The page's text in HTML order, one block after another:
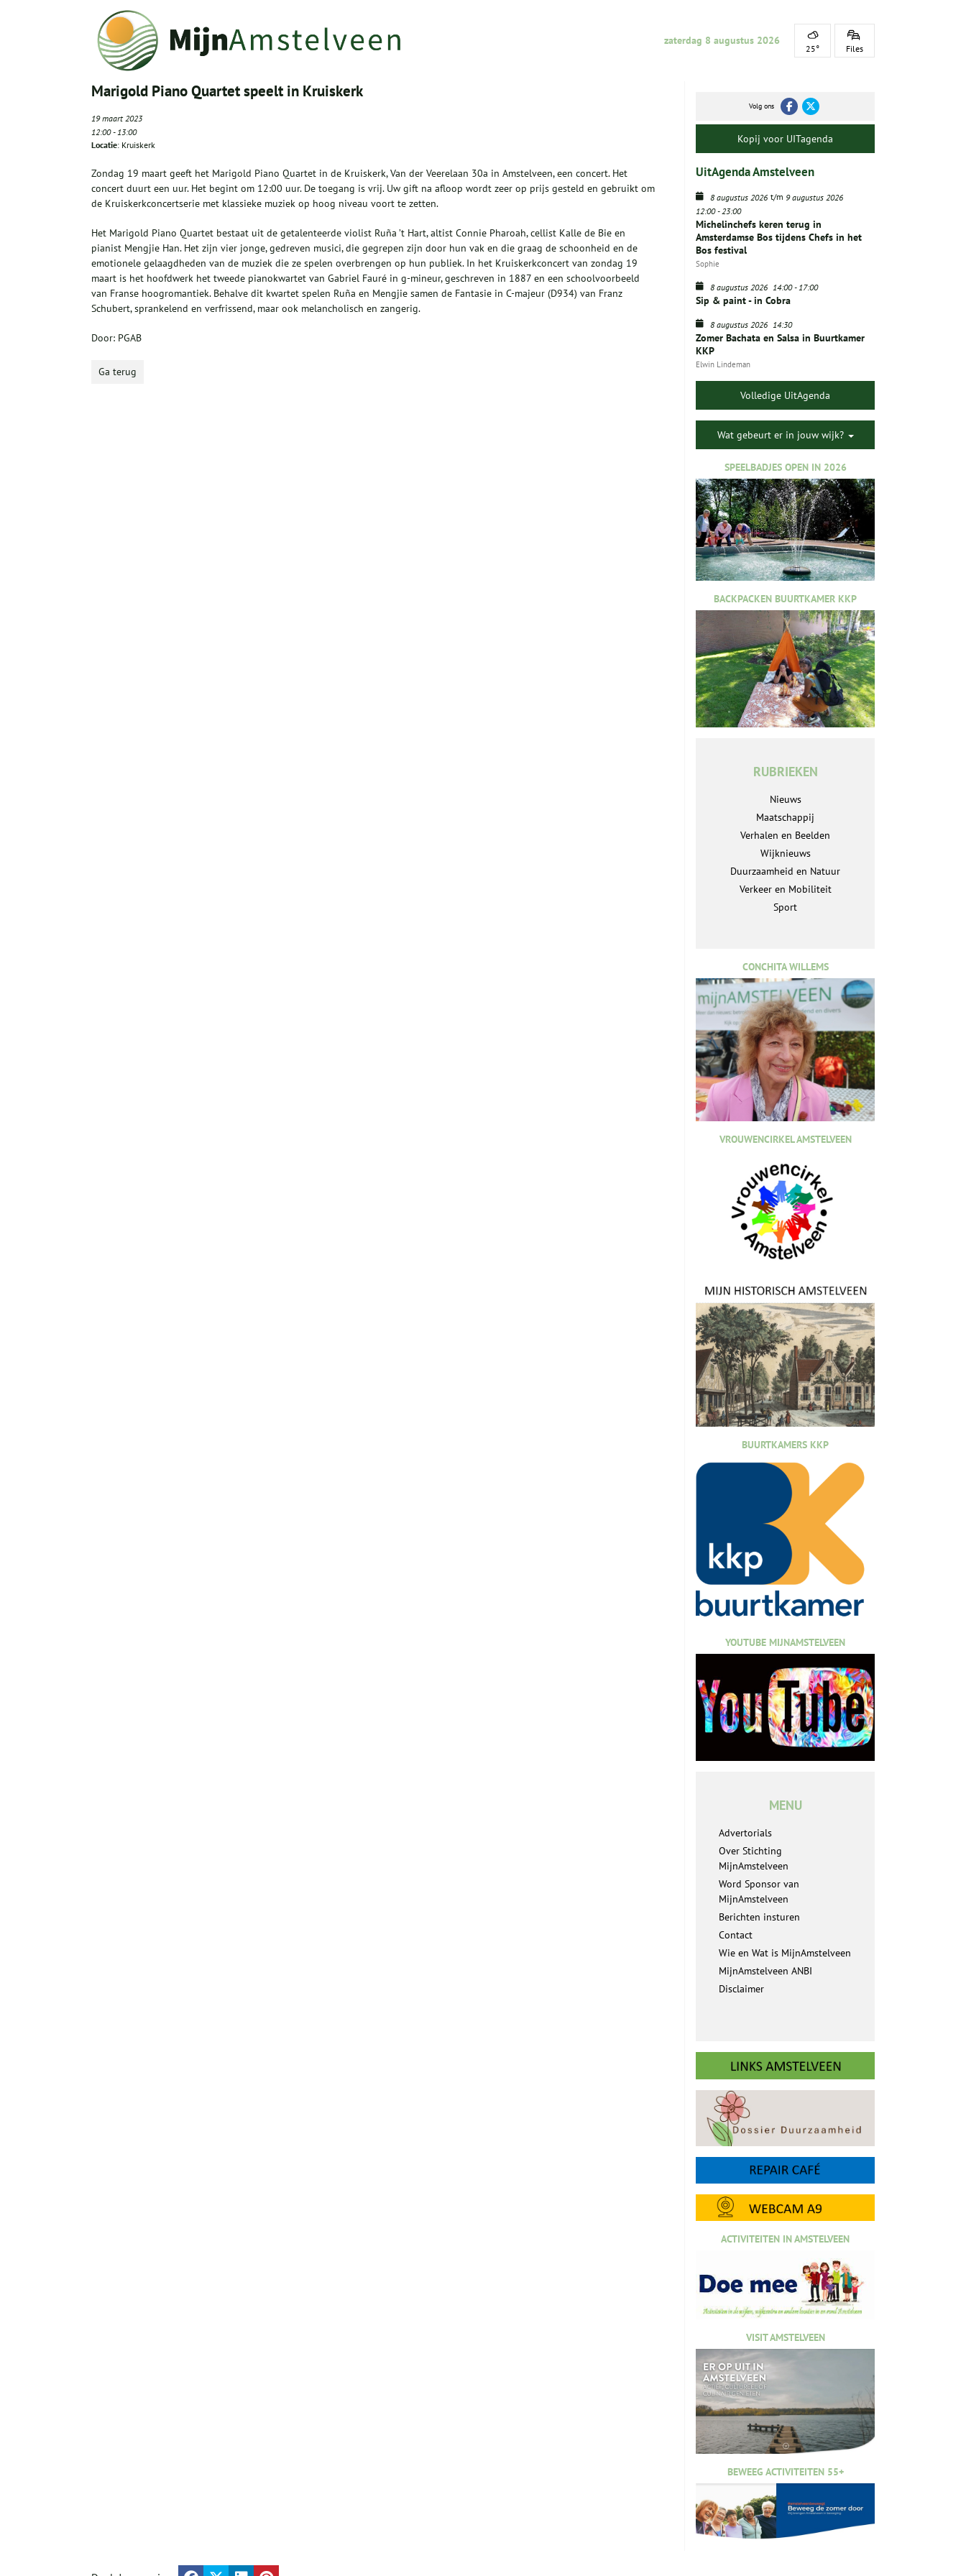
zaterdag 8 augustus 2026
25° Files
Marigold Piano Quartet speelt in Kruiskerk
19 maart 2023
12:00-13:00
Locatie: Kruiskerk
Zondag 19 maart geeft het Marigold Piano Quartet in de Kruiskerk, Van der Veerelaan 30a in Amstelveen, een concert. Het
concert duurt een uur. Het begint om 12:00 uur. De toegang is vrij. Uw gift na afloop wordt zeer op prijs gesteld en gebruikt om
de Kruiskerkconcertserie met klassieke muziek op hoog niveau voort te zetten.
Het Marigold Piano Quartet bestaat uit de getalenteerde violist Ruña ’t Hart, altist Connie Pharoah, cellist Kalle de Bie en
pianist Mengjie Han. Het zijn vier jonge, gedreven musici, die gegrepen zijn door hun vak en die graag de schoonheid en de
emotionele gelaagdheden van de muziek die ze spelen overbrengen op hun publiek. In het Kruiskerkconcert van zondag 19
maart is het hoofdwerk het tweede pianokwartet van Gabriel Fauré in g-mineur, geschreven in 1887 en een schoolvoorbeeld
van Franse hoogromantiek. Behalve dit kwartet spelen Ruña en Mengjie samen de Fantasie in C-majeur (D934) van Franz
Schubert, sprankelend en verfrissend, maar ook melancholisch en zangerig.
Door: PGAB
Ga terug
Volg ons
Kopij voor UITagenda
UitAgenda Amstelveen
8 augustus 2026 t/m 9 augustus 2026
12:00-23:00
Michelinchefs keren terug in
Amsterdamse Bos tijdens Chefs in het
Bos festival
Sophie
8 augustus 2026 14:00-17:00
Sip & paint - in Cobra
8 augustus 2026 14:30
Zomer Bachata en Salsa in Buurtkamer
KKP
Elwin Lindeman
Volledige UitAgenda
Wat gebeurt er in jouw wijk?
SPEELBADJES OPEN IN 2026
BACKPACKEN BUURTKAMER KKP
RUBRIEKEN
Nieuws
Maatschappij
Verhalen en Beelden
Wijknieuws
Duurzaamheid en Natuur
Verkeer en Mobiliteit
Sport
CONCHITA WILLEMS
VROUWENCIRKEL AMSTELVEEN
BUURTKAMERS KKP
YOUTUBE MIJNAMSTELVEEN
MENU
Advertorials
Over Stichting
MijnAmstelveen
Word Sponsor van
MijnAmstelveen
Berichten insturen
Contact
Wie en Wat is MijnAmstelveen
MijnAmstelveen ANBI
Disclaimer
ACTIVITEITEN IN AMSTELVEEN
VISIT AMSTELVEEN
BEWEEG ACTIVITEITEN 55+